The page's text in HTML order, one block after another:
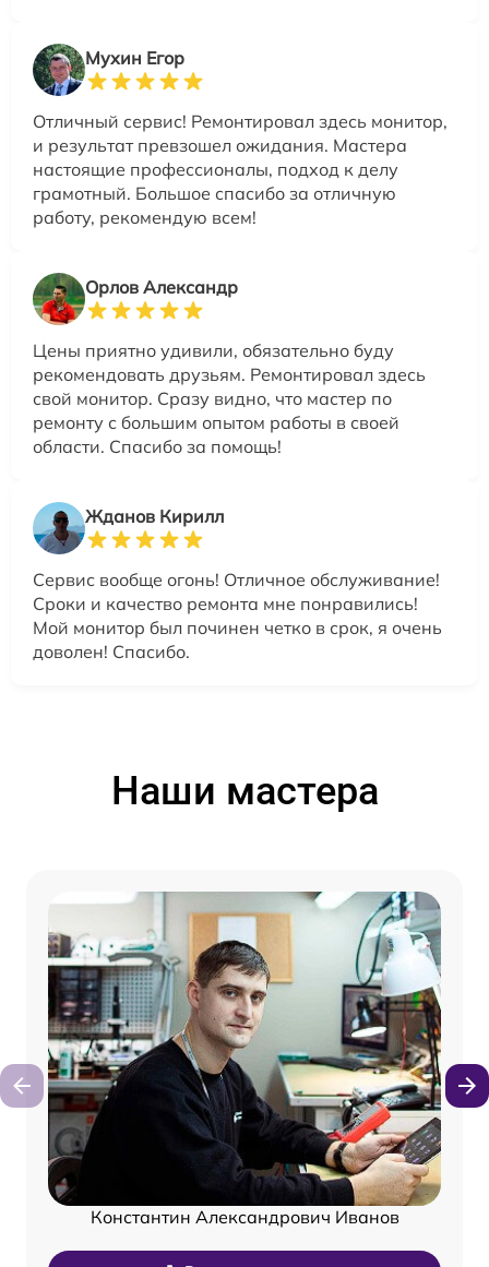
Мухин Егор
Отличный сервис! Ремонтировал здесь монитор,
и результат превзошел ожидания. Мастера
настоящие профессионалы, подход к делу
грамотный. Большое спасибо за отличную
работу, рекомендую всем!
Орлов Александр
Цены приятно удивили, обязательно буду
рекомендовать друзьям. Ремонтировал здесь
свой монитор. Сразу видно, что мастер по
ремонту с большим опытом работы в своей
области. Спасибо за помощь!
Жданов Кирилл
Сервис вообще огонь! Отличное обслуживание!
Сроки и качество ремонта мне понравились!
Мой монитор был починен четко в срок, я очень
доволен! Спасибо.
Наши мастера
Константин Александрович Иванов